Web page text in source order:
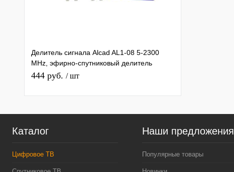
Делитель сигнала Alcad AL1-08 5-2300
MHz, эфирно-спутниковый делитель
сигнала тв на 8 F-выходов
444 руб. / шт
Каталог
Цифровое ТВ
Наши предложения
Популярные товары